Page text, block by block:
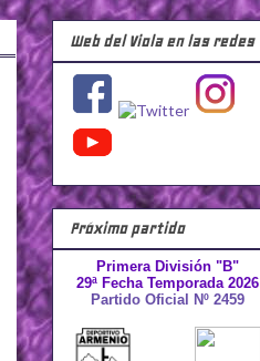
Web del Viola en las redes
Próximo partido
Primera División "B"
29ª Fecha Temporada 2026
Partido Oficial Nº 2459